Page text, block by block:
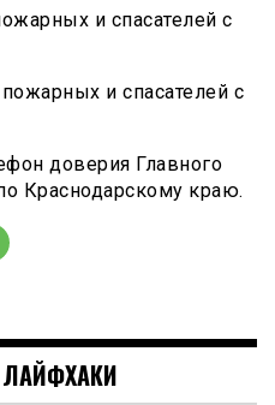
и спасателей с
и спасателей с
доверия Главного
Краснодарскому краю.